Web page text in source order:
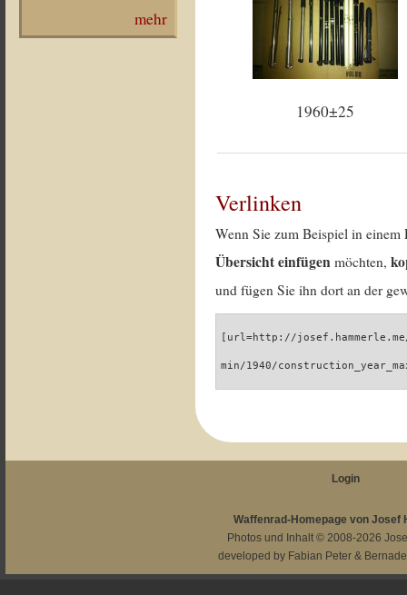
mehr
1960±25
Verlinken
Wenn Sie zum Beispiel in
Übersicht einfügen möchten,
und fügen Sie ihn dort an der
[url=http://
min/1940/
Login
Waffenrad-Homepage von Josef
Photos und Inhalt © 2008-2026
developed by Fabian Peter &